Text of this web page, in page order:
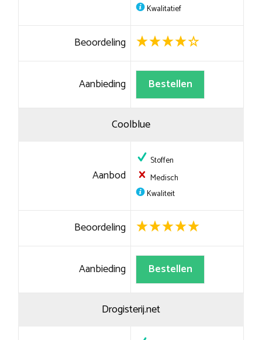
Kwalitatief
Beoordeling
Aanbieding Bestellen
Coolblue
Aanbod
Stoffen
Medisch
Kwaliteit
Beoordeling
Aanbieding Bestellen
Drogisterij.net